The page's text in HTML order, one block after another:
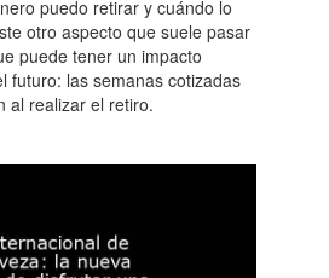
puedo retirar y cuándo lo
otro aspecto que suele pasar
puede tener un impacto
futuro: las semanas cotizadas
al realizar el retiro.